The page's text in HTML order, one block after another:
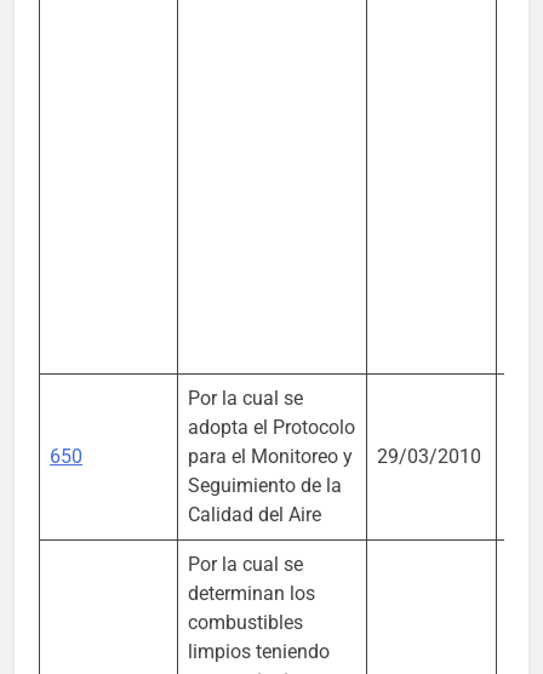
650
Por la cual se
adopta el Protocolo
para el Monitoreo y
Seguimiento de la
Calidad del Aire
29/03/2010
Por la cual se
determinan los
combustibles
limpios teniendo